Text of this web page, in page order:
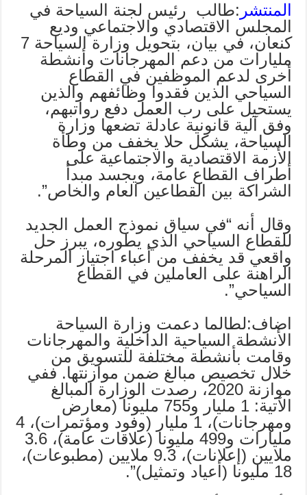
المنتشر :طالب رئيس لجنة السياحة في
المجلس الاقتصادي والاجتماعي وديع
كنعان، في بيان، بتحويل وزارة السياحة 7
مليارات من دعم المهرجانات وأنشطة
أخرى لدعم الموظفين في القطاع
السياحي الذين فقدوا وظائفهم والذين
يستحيل على رب العمل دفع رواتبهم،
وفق آلية قانونية عادلة تضعها وزارة
السياحة، يشكل حلا يخفف من وطأة
الأزمة الاقتصادية والاجتماعية على
أطراف القطاع عامة، ويجسد مبدأ
الشراكة بين القطاعين العام والخاص”.
وقال أنه “في سياق نموذج العمل الجديد
للقطاع السياحي الذي يطوره، يبرز حل
واقعي قد يخفف من أعباء اجتياز المرحلة
الراهنة على العاملين في القطاع
السياحي”.
اضاف:لطالما دعمت وزارة السياحة
الأنشطة السياحية الداخلية والمهرجانات
وقامت بأنشطة مختلفة للتسويق من
خلال تخصيص مبالغ ضمن موازنتها. ففي
موازنة 2020، رصدت الوزارة المبالغ
الآتية: 1 مليار و755 مليونا (معارض
ومهرجانات)، 1 مليار (وفود ومؤتمرات)، 4
مليارات و499 مليونا (علاقات عامة)، 3.6
ملايين (إعلانات)، 9.3 ملايين (مطبوعات)،
18 مليونا (أعياد وتمثيل)”.